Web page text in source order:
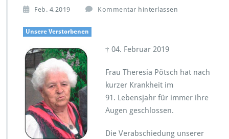
Feb. 4,2019 Kommentar hinterlassen
Unsere Verstorbenen
† 04. Februar 2019
Frau Theresia Pötsch hat nach
kurzer Krankheit im
91. Lebensjahr für immer ihre
Augen geschlossen.
Die Verabschiedung unserer